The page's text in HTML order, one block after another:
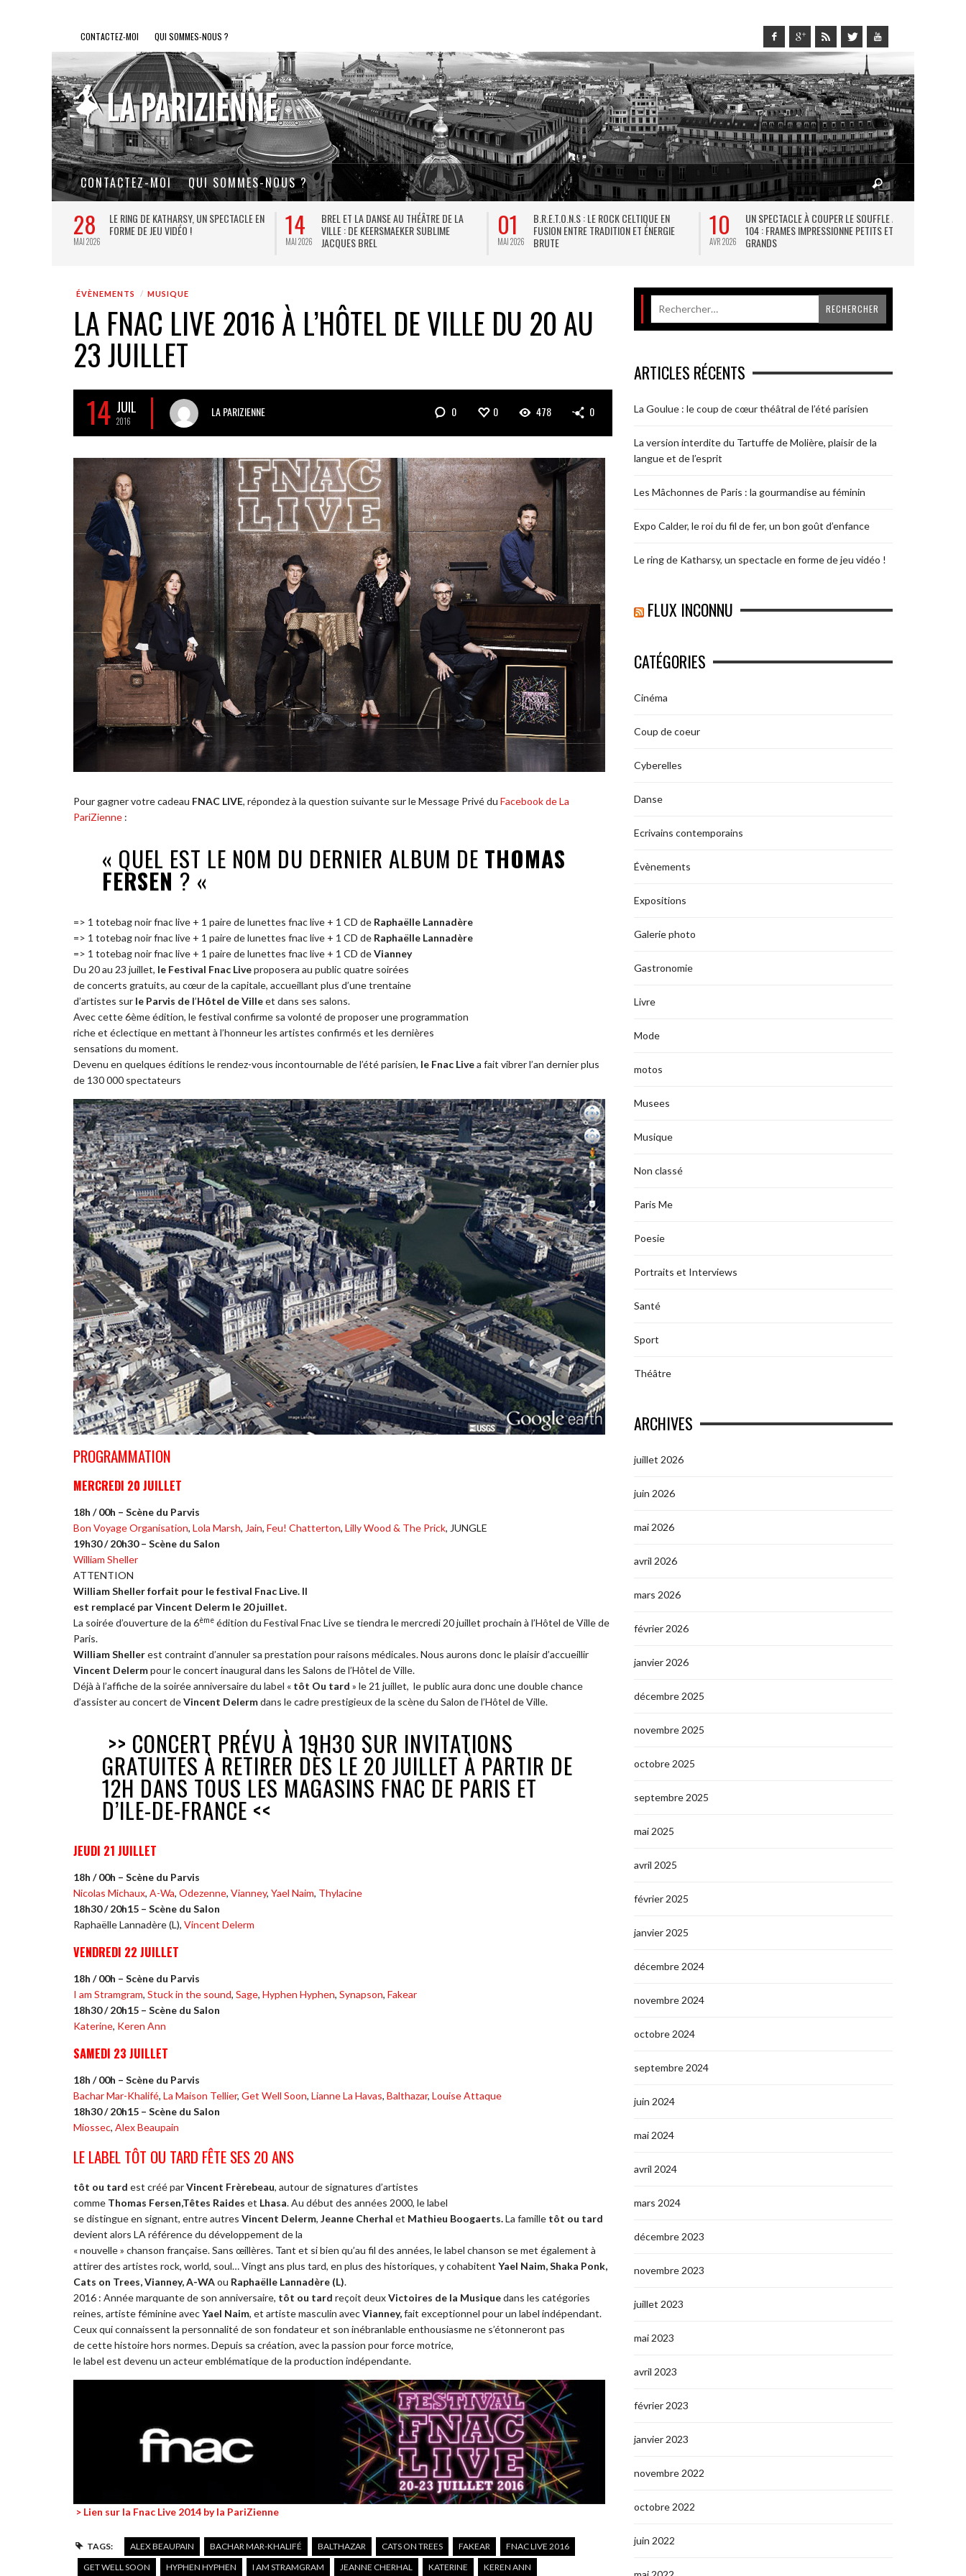
CONTACTEZ-MOI QUI SOMMES-NOUS ?
CONTACTEZ-MOI QUI SOMMES-NOUS ?
28
MAI 2026
LE RING DE KATHARSY, UN SPECTACLE EN
FORME DE JEU VIDÉO !
14
MAI 2026
BREL ET LA DANSE AU THÉÂTRE DE LA
VILLE : DE KEERSMAEKER SUBLIME
JACQUES BREL
01
MAI 2026
B.R.E.T.O.N.S : LE ROCK CELTIQUE EN
FUSION ENTRE TRADITION ET ÉNERGIE
BRUTE
10
AVR 2026
UN SPECTACLE À COUPER LE SOUFFLE AU
104 : FRAMES IMPRESSIONNE PETITS ET
GRANDS
ÉVÈNEMENTS MUSIQUE
LA FNAC LIVE 2016 À L’HÔTEL DE VILLE DU 20 AU
23 JUILLET
14 JUIL
2016
LA PARIZIENNE 0 0 478 0
Pour gagner votre cadeau FNAC LIVE, répondez à la question suivante sur le Message Privé du Facebook de La
PariZienne :
« QUEL EST LE NOM DU DERNIER ALBUM DE THOMAS
FERSEN ? «
=> 1 totebag noir fnac live + 1 paire de lunettes fnac live + 1 CD de Raphaëlle Lannadère
=> 1 totebag noir fnac live + 1 paire de lunettes fnac live + 1 CD de Raphaëlle Lannadère
=> 1 totebag noir fnac live + 1 paire de lunettes fnac live + 1 CD deVianney
Du 20 au 23 juillet, le Festival Fnac Liveproposera au public quatre soirées
de concerts gratuits, au cœur de la capitale, accueillant plus d’une trentaine
d’artistes sur le Parvis de l’Hôtel de Villeet dans ses salons.
Avec cette 6ème édition, le festival confirme sa volonté de proposer une programmation
riche et éclectique en mettant à l’honneur les artistes confirmés et les dernières
sensations du moment.
Devenu en quelques éditions le rendez-vous incontournable de l’été parisien, le Fnac Livea fait vibrer l’an dernier plus
de 130 000 spectateurs
PROGRAMMATION
MERCREDI 20 JUILLET
18h / 00h – Scène du Parvis
Bon Voyage Organisation, Lola Marsh, Jain, Feu! Chatterton, Lilly Wood & The Prick, JUNGLE
19h30 / 20h30 – Scène du Salon
William Sheller
ATTENTION
William Sheller forfait pour le festival Fnac Live. Il
est remplacé par Vincent Delerm le 20 juillet.
La soirée d’ouverture de la 6ème édition du Festival Fnac Live se tiendra le mercredi 20 juillet prochain à l’Hôtel de Ville de
Paris.
William Shellerest contraint d’annuler sa prestation pour raisons médicales. Nous aurons donc le plaisir d’accueillir
Vincent Delermpour le concert inaugural dans les Salons de l’Hôtel de Ville.
Déjà à l’affiche de la soirée anniversaire du label « tôt Ou tard » le 21 juillet, le public aura donc une double chance
d’assister au concert deVincent Delermdans le cadre prestigieux de la scène du Salon de l’Hôtel de Ville.
>> CONCERT PRÉVU À 19H30 SUR INVITATIONS
GRATUITES À RETIRER DÈS LE 20 JUILLET À PARTIR DE
12H DANS TOUS LES MAGASINS FNAC DE PARIS ET
D’ILE-DE-FRANCE <<
JEUDI 21 JUILLET
18h / 00h – Scène du Parvis
Nicolas Michaux, A-Wa, Odezenne, Vianney, Yael Naim, Thylacine
18h30 / 20h15 – Scène du Salon
Raphaëlle Lannadère (L), Vincent Delerm
VENDREDI 22 JUILLET
18h / 00h – Scène du Parvis
I am Stramgram, Stuck in the sound, Sage, Hyphen Hyphen, Synapson, Fakear
18h30 / 20h15 – Scène du Salon
Katerine, Keren Ann
SAMEDI 23 JUILLET
18h / 00h – Scène du Parvis
Bachar Mar-Khalifé, La Maison Tellier, Get Well Soon, Lianne La Havas, Balthazar, Louise Attaque
18h30 / 20h15 – Scène du Salon
Miossec, Alex Beaupain
LE LABEL TÔT OU TARD FÊTE SES 20 ANS
tôt ou tard est créé parVincent Frèrebeau, autour de signatures d’artistes
comme Thomas Fersen,Têtes Raides et Lhasa. Au début des années 2000, le label
se distingue en signant, entre autres Vincent Delerm, Jeanne Cherhal et Mathieu Boogaerts.La famille tôt ou tard
devient alors LA référence du développement de la
« nouvelle » chanson française. Sans œillères. Tant et si bien qu’au fil des années, le label chanson se met également à
attirer des artistes rock, world, soul… Vingt ans plus tard, en plus des historiques, y cohabitent Yael Naim, Shaka Ponk,
Cats on Trees, Vianney, A-WAou Raphaëlle Lannadère (L).
2016 : Année marquante de son anniversaire, tôt ou tard reçoit deuxVictoires de la Musiquedans les catégories
reines, artiste féminine avecYael Naim, et artiste masculin avecVianney,fait exceptionnel pour un label indépendant.
Ceux qui connaissent la personnalité de son fondateur et son inébranlable enthousiasme ne s’étonneront pas
de cette histoire hors normes. Depuis sa création, avec la passion pour force motrice,
le label est devenu un acteur emblématique de la production indépendante.
> Lien sur la Fnac Live 2014 by la PariZienne
TAGS: ALEX BEAUPAIN BACHAR MAR-KHALIFÉ BALTHAZAR CATS ON TREES FAKEAR
FNAC LIVE 2016
GET WELL SOON
HYPHEN HYPHEN I AM STRAMGRAM JEANNE CHERHAL KATERINE KEREN ANN
ARTICLES RÉCENTS
La Goulue : le coup de cœur théâtral de l’été parisien
La version interdite du Tartuffe de Molière, plaisir de la
langue et de l’esprit
Les Mâchonnes de Paris : la gourmandise au féminin
Expo Calder, le roi du fil de fer, un bon goût d’enfance
Le ring de Katharsy, un spectacle en forme de jeu vidéo !
FLUX INCONNU
CATÉGORIES
Cinéma
Coup de coeur
Cyberelles
Danse
Ecrivains contemporains
Évènements
Expositions
Galerie photo
Gastronomie
Livre
Mode
motos
Musees
Musique
Non classé
Paris Me
Poesie
Portraits et Interviews
Santé
Sport
Théâtre
ARCHIVES
juillet 2026
juin 2026
mai 2026
avril 2026
mars 2026
février 2026
janvier 2026
décembre 2025
novembre 2025
octobre 2025
septembre 2025
mai 2025
avril 2025
février 2025
janvier 2025
décembre 2024
novembre 2024
octobre 2024
septembre 2024
juin 2024
mai 2024
avril 2024
mars 2024
décembre 2023
novembre 2023
juillet 2023
mai 2023
avril 2023
février 2023
janvier 2023
novembre 2022
octobre 2022
juin 2022